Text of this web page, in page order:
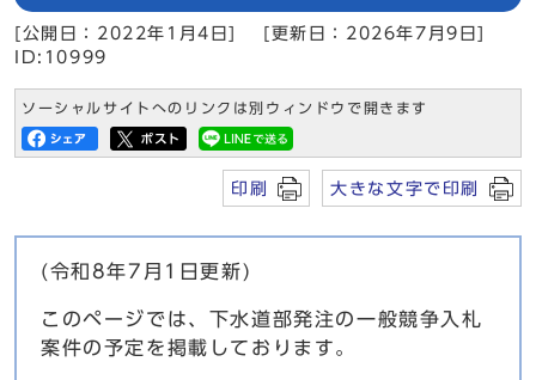
[公開日：2022年1月4日]
[更新日：2026年7月9日]
ID:10999
ソーシャルサイトへのリンクは別ウィンドウで開きます
印刷 大きな文字で印刷
(令和8年7月1日更新)
このページでは、下水道部発注の一般競争入札
案件の予定を掲載しております。